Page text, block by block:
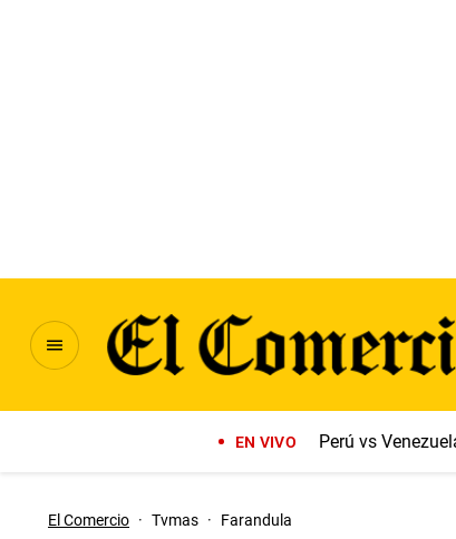
EN VIVO Perú vs
El Comercio · Tvmas · Farandula